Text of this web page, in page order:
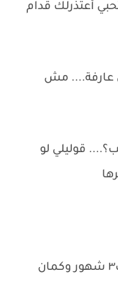
أعتذرلك قدام
عارفة.... مش
قوليلي لو
يونس : طيب حضرتك ماضية عقد ب٣ شهور وكمان